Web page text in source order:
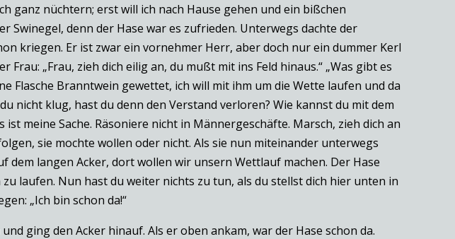
ganz nüchtern; erst will ich nach Hause gehen und ein bißchen
Swinegel, denn der Hase war es zufrieden. Unterwegs dachte der
kriegen. Er ist zwar ein vornehmer Herr, aber doch nur ein dummer Kerl
„Frau, zieh dich eilig an, du mußt mit ins Feld hinaus.“ „Was gibt es
Flasche Branntwein gewettet, ich will mit ihm um die Wette laufen und da
nicht klug, hast du denn den Verstand verloren? Wie kannst du mit dem
meine Sache. Räsoniere nicht in Männergeschäfte. Marsch, zieh dich an
sie mochte wollen oder nicht. Als sie nun miteinander unterwegs
dem langen Acker, dort wollen wir unsern Wettlauf machen. Der Hase
laufen. Nun hast du weiter nichts zu tun, als du stellst dich hier unten in
„Ich bin schon da!“
ging den Acker hinauf. Als er oben ankam, war der Hase schon da.